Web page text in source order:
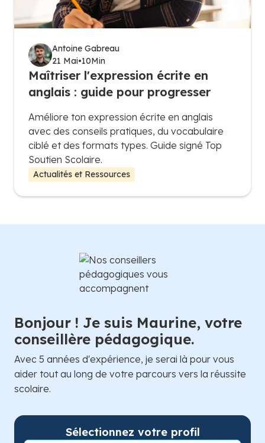
Antoine Gabreau
21 Mai•10Min
Maîtriser l'expression écrite en
anglais : guide pour progresser
Améliore ton expression écrite en anglais
avec des conseils pratiques, du vocabulaire
ciblé et des formats types. Guide signé Top
Soutien Scolaire.
Actualités et Ressources
Bonjour ! Je suis Maurine, votre
conseillère pédagogique.
Avec 5 années d'expérience, je serai là pour vous
aider tout au long de votre parcours vers la réussite
scolaire.
Sélectionnez votre profil